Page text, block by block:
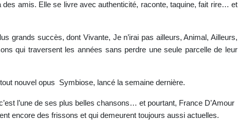
amis. Elle se livre avec authenticité, raconte, taquine, fait rire… et
grands succès, dont Vivante, Je n’irai pas ailleurs, Animal, Ailleurs,
qui traversent les années sans perdre une seule parcelle de leur
nouvel opus Symbiose, lancé la semaine dernière.
l’une de ses plus belles chansons… et pourtant, France D’Amour
encore des frissons et qui demeurent toujours aussi actuelles.